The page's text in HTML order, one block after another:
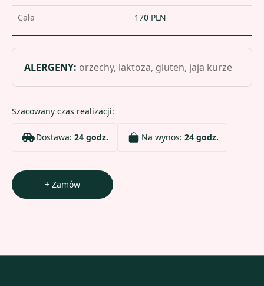
Cała 170 PLN
ALERGENY: orzechy, laktoza, gluten, jaja kurze
Szacowany czas realizacji:
Dostawa: 24 godz. Na wynos: 24 godz.
+ Zamów